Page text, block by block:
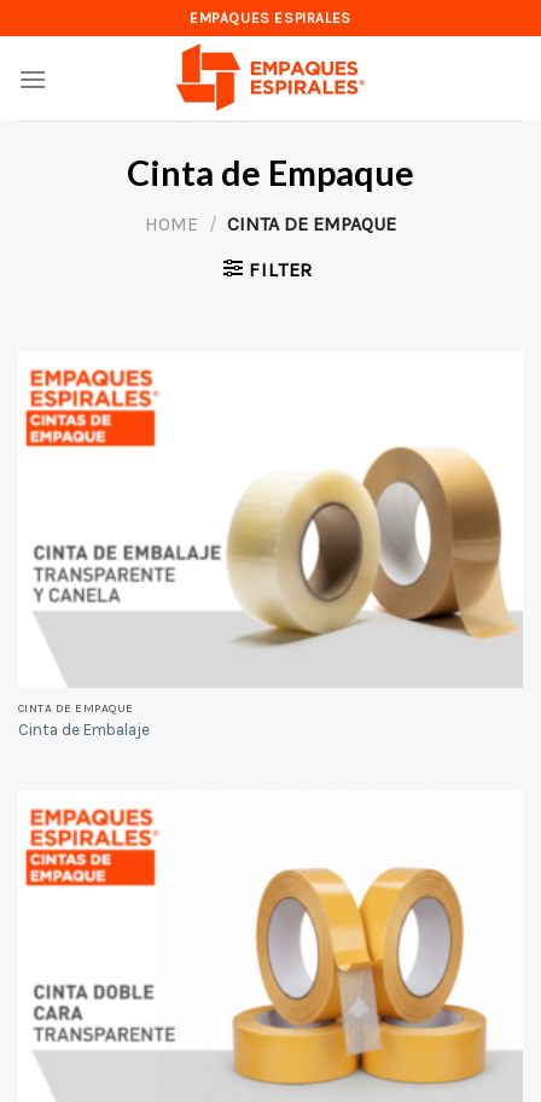
to
content
EMPAQUES ESPIRALES
Cinta de Empaque
HOME / CINTA DE EMPAQUE
FILTER
CINTA DE EMPAQUE
Cinta de Embalaje